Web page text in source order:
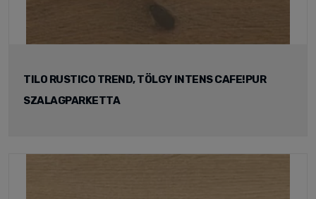
TILO RUSTICO TREND, TÖLGY INTENS CAFE!PUR
SZALAGPARKETTA